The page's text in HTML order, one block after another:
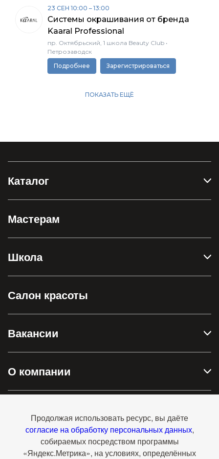
Каталог
Мастерам
Школа
Салон красоты
Вакансии
О компании
Контакты
Продолжая использовать ресурс, вы даёте
согласие на обработку персональных данных,
собираемых посредством программы
«Яндекс.Метрика», на условиях, определённых